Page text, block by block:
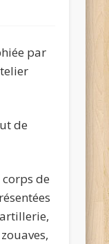
par
de
de
artillerie,